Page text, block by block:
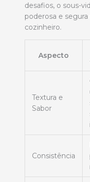
desafios, o sous-
poderosa e
cozinheiro.
Aspecto
Textura e
Sabor
Consistência